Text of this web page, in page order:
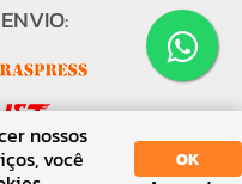
nossos
você
OK